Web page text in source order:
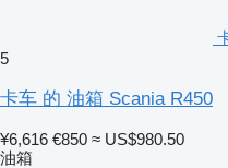
5
卡车 的 油箱 Scania R450
¥6,616 €850 ≈ US$980.50
油箱